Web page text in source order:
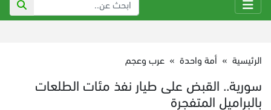
الرئيسية » أمة واحدة » عرب وعجم
سورية.. القبض على طيار نفذ مئات الطلعات
بالبراميل المتفجرة